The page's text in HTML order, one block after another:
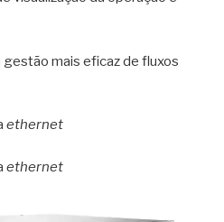
gestão mais eficaz de fluxos
ethernet
ethernet